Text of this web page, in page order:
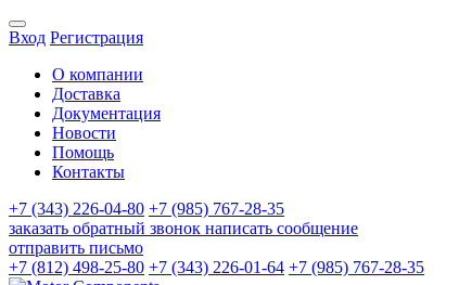
Вход Регистрация
О компании
Доставка
Документация
Новости
Помощь
Контакты
+7 (343) 226-04-80 +7 (985) 767-28-35
заказать обратный звонок написать сообщение
отправить письмо
+7 (812) 498-25-80 +7 (343) 226-01-64 +7 (985) 767-28-35